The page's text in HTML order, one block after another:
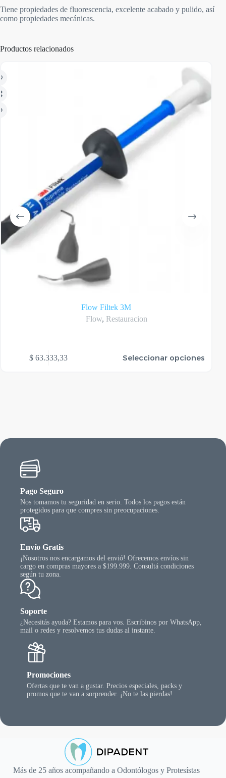
Tiene propiedades de fluorescencia, excelente acabado y pulido, así
como propiedades mecánicas.
Productos relacionados
Flow Filtek 3M
Flow, Restauracion
$ 63.333,33 Seleccionar opciones
Pago Seguro
Nos tomamos tu seguridad en serio. Todos los pagos están
protegidos para que compres sin preocupaciones.
Envío Gratis
¡Nosotros nos encargamos del envió! Ofrecemos envíos sin
cargo en compras mayores a $199.999. Consultá condiciones
según tu zona.
Soporte
¿Necesitás ayuda? Estamos para vos. Escribinos por WhatsApp,
mail o redes y resolvemos tus dudas al instante.
Promociones
Ofertas que te van a gustar. Precios especiales, packs y
promos que te van a sorprender. ¡No te las pierdas!
Más de 25 años acompañando a Odontólogos y Protesístas